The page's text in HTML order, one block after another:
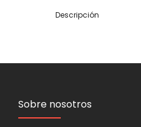
Descripción
Sobre nosotros